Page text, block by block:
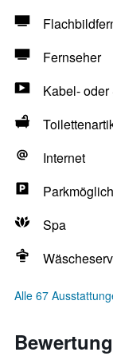
Fernseher
Kabel-
Internet
Spa
Alle 67